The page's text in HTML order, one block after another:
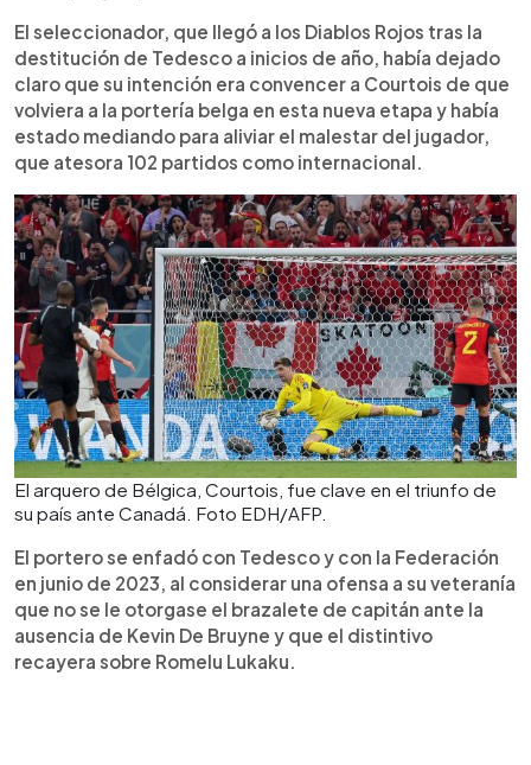
El seleccionador, que llegó a los Diablos Rojos tras la
destitución de Tedesco a inicios de año, había dejado
claro que su intención era convencer a Courtois de que
volviera a la portería belga en esta nueva etapa y había
estado mediando para aliviar el malestar del jugador,
que atesora 102 partidos como internacional.
El arquero de Bélgica, Courtois, fue clave en el triunfo de
su país ante Canadá. Foto EDH/AFP.
El portero se enfadó con Tedesco y con la Federación
en junio de 2023, al considerar una ofensa a su veteranía
que no se le otorgase el brazalete de capitán ante la
ausencia de Kevin De Bruyne y que el distintivo
recayera sobre Romelu Lukaku.